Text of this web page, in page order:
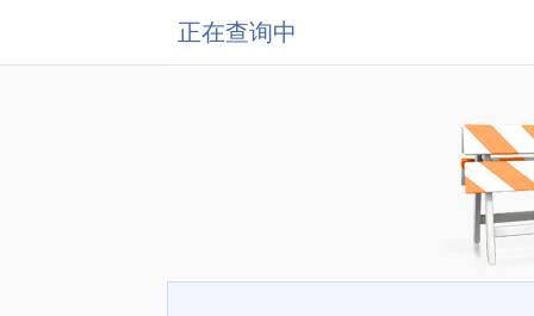
正在查询中